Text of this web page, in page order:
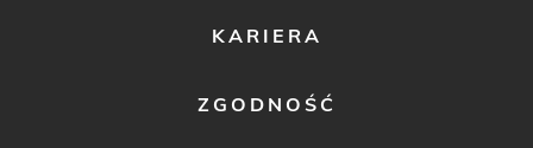
KARIERA
ZGODNOŚĆ